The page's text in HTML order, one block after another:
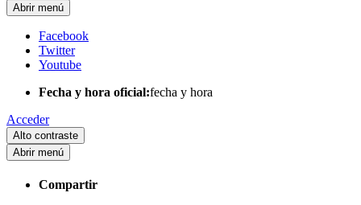
Abrir menú
Facebook
Twitter
Youtube
Fecha y hora oficial:fecha y hora
Acceder
Alto contraste
Abrir menú
Compartir